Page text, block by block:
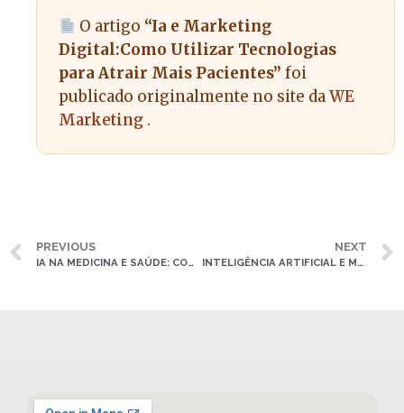
O artigo “Ia e Marketing
Digital:Como Utilizar Tecnologias
para Atrair Mais Pacientes” foi
publicado originalmente no site daWE
Marketing .
PREVIOUS
IA NA MEDICINA E SAÚDE: COMO A TECNOLOGIA ESTÁ TRANSFORMANDO O ATENDIMENTO MÉDICO
NEXT
INTELIGÊNCIA ARTIFICIAL E MARKETING: COMO UTILIZAR TECNOLOGIA PARA ATRAIR MAIS PACIENTES